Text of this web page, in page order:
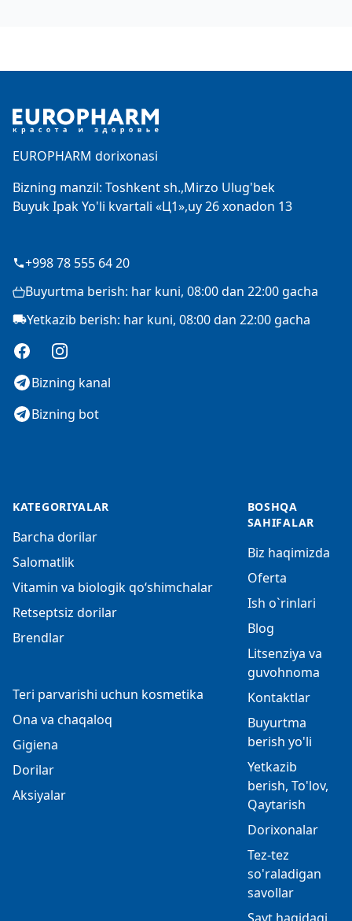
EUROPHARM dorixonasi
Bizning manzil: Toshkent sh.,Mirzo Ulug'bek
Buyuk Ipak Yo'li kvartali «Ц1»,uy 26 xonadon 13
+998 78 555 64 20
Buyurtma berish: har kuni, 08:00 dan 22:00 gacha
Yetkazib berish: har kuni, 08:00 dan 22:00 gacha
FacebookInstagram
Bizning kanal
Bizning bot
KATEGORIYALAR
Barcha dorilar
Salomatlik
Vitamin va biologik qo‘shimchalar
Retseptsiz dorilar
Brendlar
Teri parvarishi uchun kosmetika
Ona va chaqaloq
Gigiena
Dorilar
Aksiyalar
BOSHQA
SAHIFALAR
Biz haqimizda
Oferta
Ish o`rinlari
Blog
Litsenziya va
guvohnoma
Kontaktlar
Buyurtma
berish yo'li
Yetkazib
berish, To'lov,
Qaytarish
Dorixonalar
Tez-tez
so'raladigan
savollar